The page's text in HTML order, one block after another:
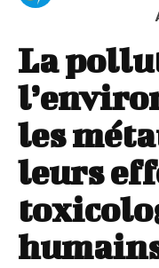
La
les
leurs